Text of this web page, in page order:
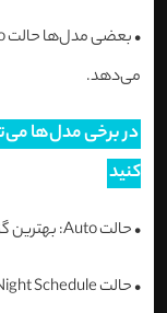
•
می‌دهد.
کنید
•حالت Auto: بهترین گزینه برای اکثر کاربردها
•